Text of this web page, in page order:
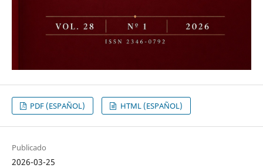
PDF (ESPAÑOL) HTML (ESPAÑOL)
Publicado
2026-03-25